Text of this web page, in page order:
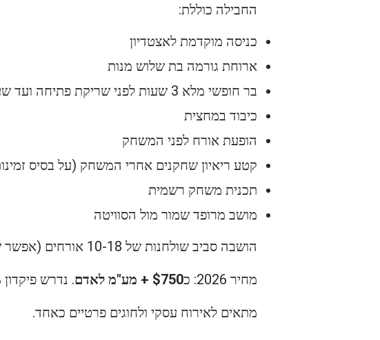
החבילה כוללת:
כניסה מוקדמת לאצטדיון
ארוחת גורמה בת שלוש מנות
בר חופשי מלא 3 שעות לפני שריקת פתיחה ועד שעה אחרי סיום
כיבוד במחצית
הופעת אורח לפני המשחק
קטע ריאיון שחקנים אחרי המשחק (על בסיס
תכנית משחק רשמית
מושב מרופד שמור מול הסוויטה
הושבה סביב שולחנות של 10-18 אורחים (אפשר שיתופים לקבוצות קטנות).
מחיר 2026: כ
$750 + מע"מ לאדם
. נדרש פיקדון 50% שלא ניתן להחזר, היתרה מראש.
מתאים לאירוח עסקי ולחוגים פרטיים כאחד.